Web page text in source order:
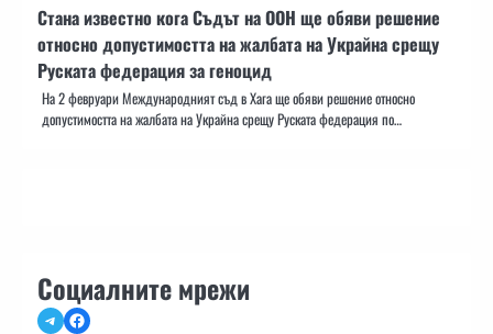
Стана известно кога Съдът на ООН ще обяви решение
относно допустимостта на жалбата на Украйна срещу
Руската федерация за геноцид
На 2 февруари Международният съд в Хага ще обяви решение относно
допустимостта на жалбата на Украйна срещу Руската федерация по…
Социалните мрежи
TelegramFacebook